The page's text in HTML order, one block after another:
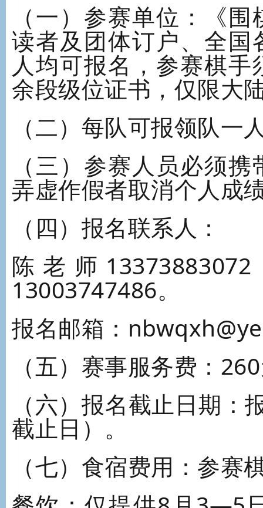
（一）参赛单位：《
读者及团体订户、全
人均可报名，参赛棋
余段级位证书，仅限大
（二）每队可报领队一
（三）参赛人员必须
弄虚作假者取消个人成
（四）报名联系人：
陈老师
13003747486。
报名邮箱：
（五）赛事服务费：
（六）报名截止日期
截止日）。
（七）食宿费用：参赛